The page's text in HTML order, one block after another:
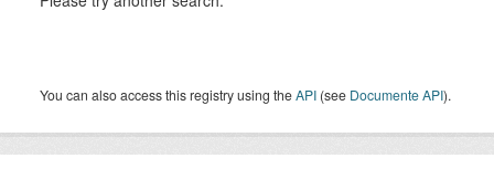
You can also access this registry using theAPI (see Documente API).